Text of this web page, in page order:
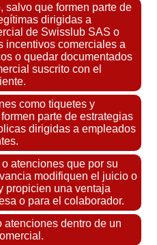
salvo que formen parte de
dirigidas a
de Swisslub SAS o
incentivos comerciales a
o quedar documentados
suscrito con el
como tiquetes y
parte de estrategias
dirigidas a empleados
atenciones que por su
modifiquen el juicio o
propicien una ventaja
o para el colaborador.
atenciones dentro de un